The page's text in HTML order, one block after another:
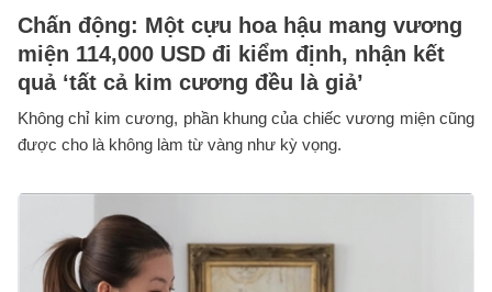
Chấn động: Một cựu hoa hậu mang vương
miện 114,000 USD đi kiểm định, nhận kết
quả ‘tất cả kim cương đều là giả’
Không chỉ kim cương, phần khung của chiếc vương miện cũng
được cho là không làm từ vàng như kỳ vọng.